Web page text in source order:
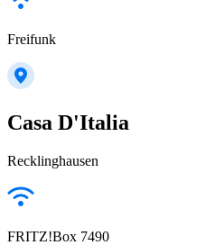
Freifunk
Casa D'Italia
Recklinghausen
FRITZ!Box 7490